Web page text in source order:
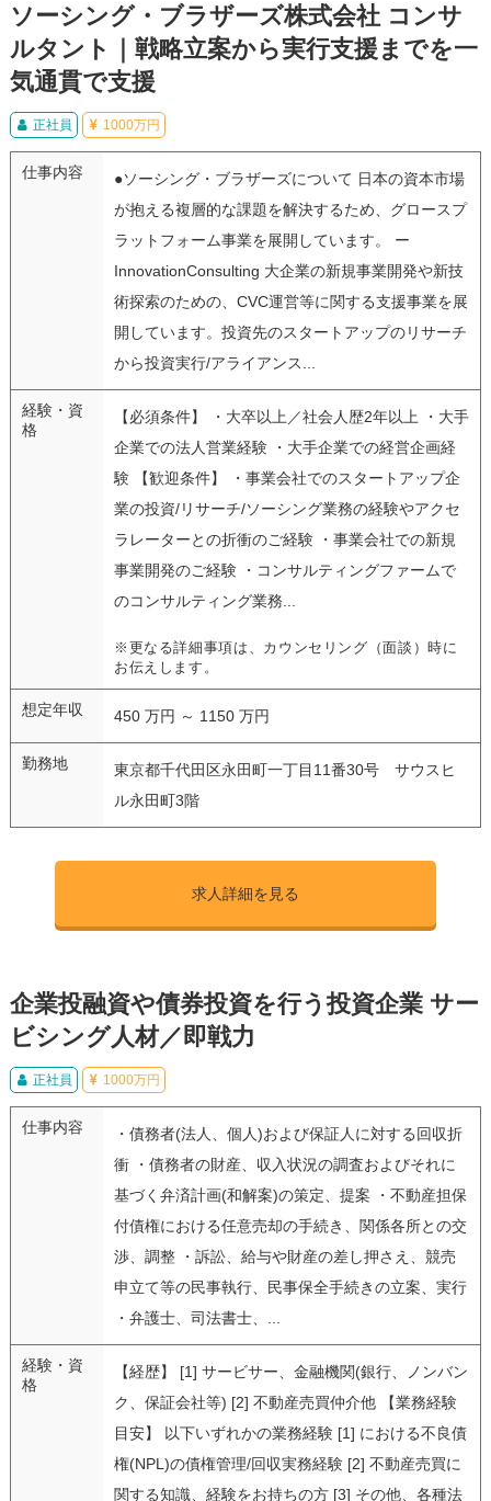
ソーシング・ブラザーズ株式会社 コンサ
ルタント｜戦略立案から実行支援までを一
気通貫で支援
正社員 1000万円
仕事内容
●ソーシング・ブラザーズについて 日本の資本市場
が抱える複層的な課題を解決するため、グロースプ
ラットフォーム事業を展開しています。 ー
InnovationConsulting 大企業の新規事業開発や新技
術探索のための、CVC運営等に関する支援事業を展
開しています。投資先のスタートアップのリサーチ
から投資実行/アライアンス...
経験・資
格
【必須条件】 ・大卒以上／社会人歴2年以上 ・大手
企業での法人営業経験 ・大手企業での経営企画経
験 【歓迎条件】 ・事業会社でのスタートアップ企
業の投資/リサーチ/ソーシング業務の経験やアクセ
ラレーターとの折衝のご経験 ・事業会社での新規
事業開発のご経験 ・コンサルティングファームで
のコンサルティング業務...
※更なる詳細事項は、カウンセリング（面談）時に
お伝えします。
想定年収 450 万円 ～ 1150 万円
勤務地
東京都千代田区永田町一丁目11番30号 サウスヒ
ル永田町3階
求人詳細を見る
企業投融資や債券投資を行う投資企業 サー
ビシング人材／即戦力
正社員 1000万円
仕事内容
・債務者(法人、個人)および保証人に対する回収折
衝 ・債務者の財産、収入状況の調査およびそれに
基づく弁済計画(和解案)の策定、提案 ・不動産担保
付債権における任意売却の手続き、関係各所との交
渉、調整 ・訴訟、給与や財産の差し押さえ、競売
申立て等の民事執行、民事保全手続きの立案、実行
・弁護士、司法書士、...
経験・資
格
【経歴】 [1] サービサー、金融機関(銀行、ノンバン
ク、保証会社等) [2] 不動産売買仲介他 【業務経験
目安】 以下いずれかの業務経験 [1] における不良債
権(NPL)の債権管理/回収実務経験 [2] 不動産売買に
関する知識、経験をお持ちの方 [3] その他、各種法